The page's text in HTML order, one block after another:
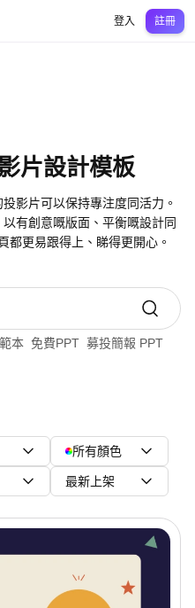
中學中學
登入 註冊
片設計模板
影片可以保持專注度同活力。
有創意嘅版面、平衡嘅設計同
都更易跟得上、睇得更開心。
本 免費PPT 募投簡報 PPT
所有顏色
最新上架